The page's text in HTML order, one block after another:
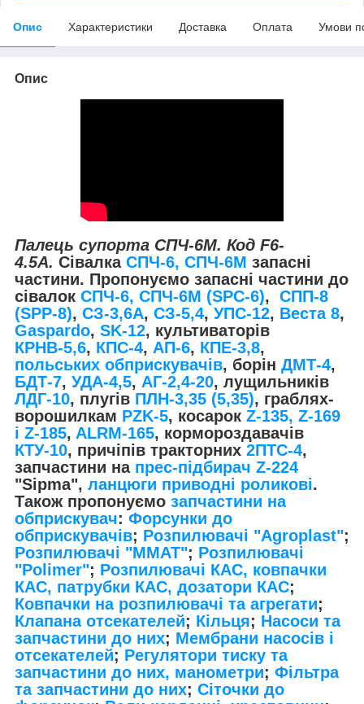
Опис Характеристики Доставка Оплата Умови
Опис
Палець супорта СПЧ-6М. Код F6-
4.5А. Сівалка СПЧ-6, СПЧ-6М запасні
частини. Пропонуємо запасні частини до
сівалок СПЧ-6, СПЧ-6М (SPС-6), СПП-8
(SPP-8), СЗ-3,6А, СЗ-5,4, УПС-12, Веста 8,
Gaspardo, SK-12, культиваторів
КРНВ-5,6, КПС-4, АП-6, КПЕ-3,8,
польських обприскувачів, борін ДМТ-4,
БДТ-7, УДА-4,5, АГ-2,4-20, лущильників
ЛДГ-10, плугів ПЛН-3,35 (5,35), граблях-
ворошилкам PZK-5, косарок Z-135, Z-169
і Z-185, ALRM-165, кормороздавачів
КТУ-10, причіпів тракторних 2ПТС-4,
запчастини на прес-підбирач Z-224
"Sipma", ланцюги приводні роликові.
Також пропонуємо запчастини на
обприскувач: Форсунки до
обприскувачів; Розпилювачі "Agroplast";
Розпилювачі "MMAT"; Розпилювачі
"Polimer"; Розпилювачі КАС, ковпачки
КАС, патрубки КАС, дозатори КАС;
Ковпачки на розпилювачі та агрегати;
Клапана отсекателей; Кільця; Насоси та
запчастини до них; Мембрани насосів і
отсекателей; Регулятори тиску та
запчастини до них, манометри; Фільтра
та запчастини до них; Сіточки до